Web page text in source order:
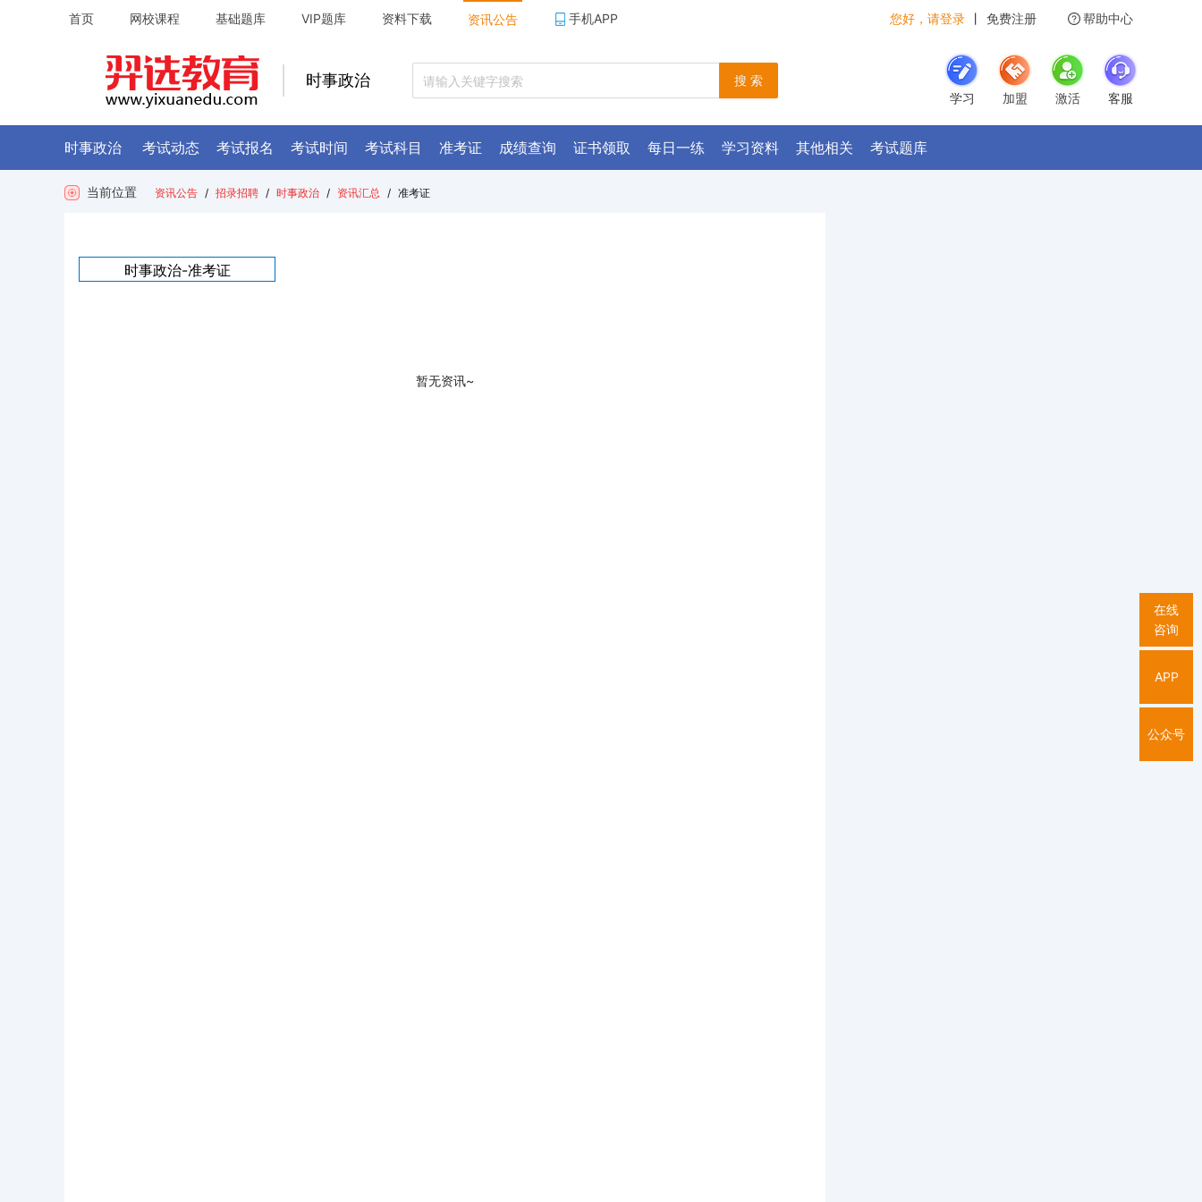
首页 网校课程 基础题库 VIP题库 资料下载 资讯公告 手机APP 您好，请登录 丨 免费注册 帮助中心
在线
咨询
APP
公众号
时事政治
搜 索
学习
加盟 激活 客服
时事政治 考试动态 考试报名 考试时间 考试科目 准考证 成绩查询 证书领取 每日一练 学习资料 其他相关 考试题库
当前位置 资讯公告 / 招录招聘 / 时事政治 / 资讯汇总 / 准考证
时事政治-准考证
暂无资讯~